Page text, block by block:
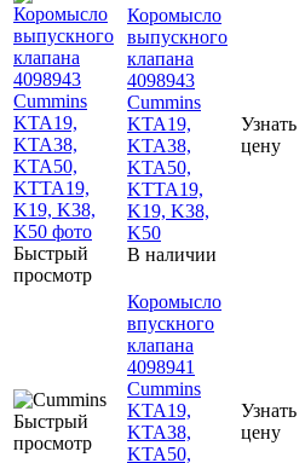
Быстрый
просмотр
Коромысло
выпускного
клапана
4098943
Cummins
KTA19,
KTA38,
KTA50,
KTTA19,
K19, K38,
K50
В наличии
Узнать
цену
Быстрый
просмотр
Коромысло
впускного
клапана
4098941
Cummins
KTA19,
KTA38,
KTA50,
Узнать
цену